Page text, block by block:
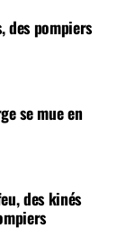
des pompiers
se mue en
des kinés